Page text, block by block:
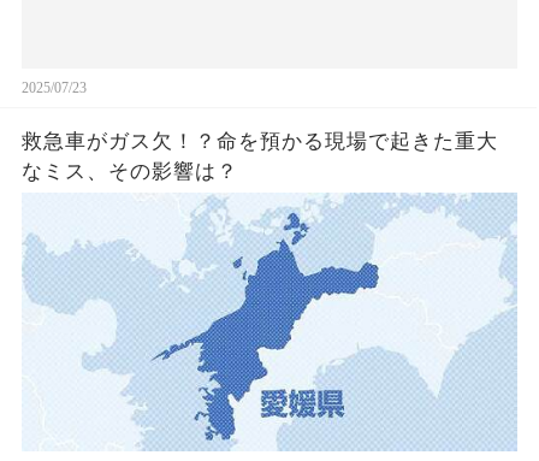
2025/07/23
救急車がガス欠！？命を預かる現場で起きた重大
なミス、その影響は？